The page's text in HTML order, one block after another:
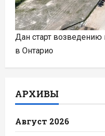
Дан старт
в Онтарио
АРХИВЫ
Август 2026